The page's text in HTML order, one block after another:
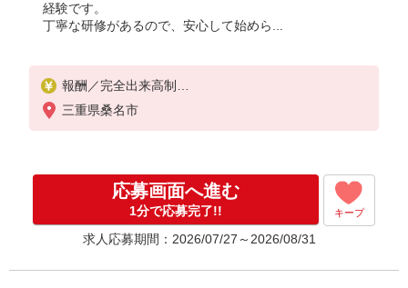
経験です。
丁寧な研修があるので、安心して始めら...
報酬／完全出来高制
働ける時間や環境に合わせて最大限に考慮します。
初めての方・少しでも不安のある方、お気軽にお問
※収入補償期間／6ヶ月間
※研修費用手当支給21,000円（10日間10:00〜12：0
◆商品買取りなし！働いた分はしっかり稼げます◎
収入保障期間：6か月
三重県桑名市
応募画面へ進む
1分で応募完了!! キープ
求人応募期間：2026/07/27～2026/08/31